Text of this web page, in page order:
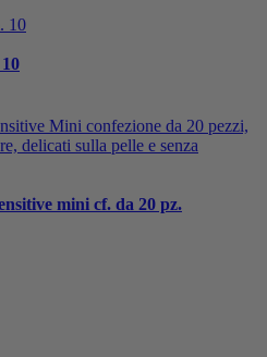
mini cf. da 20 pz.